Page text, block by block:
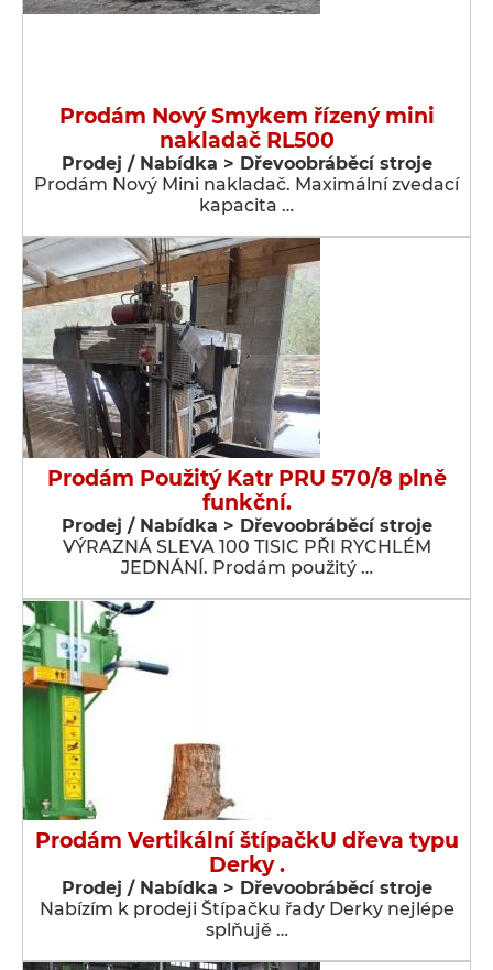
Prodám Nový Smykem řízený mini
nakladač RL500
Prodej / Nabídka > Dřevoobráběcí stroje
Prodám Nový Mini nakladač. Maximální zvedací
kapacita …
Prodám Použitý Katr PRU 570/8 plně
funkční.
Prodej / Nabídka > Dřevoobráběcí stroje
VÝRAZNÁ SLEVA 100 TISIC PŘI RYCHLÉM
JEDNÁNÍ. Prodám použitý …
Prodám Vertikální štípačkU dřeva typu
Derky .
Prodej / Nabídka > Dřevoobráběcí stroje
Nabízím k prodeji Štípačku řady Derky nejlépe
splňujě …